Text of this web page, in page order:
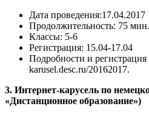
Дата проведения:17.04.2017
Продолжительность: 75 мин.
Классы: 5-6
Регистрация: 15.04-17.04
Подробности и регистрация
karusel.desc.ru/20162017.
3. Интернет-карусель по
«Дистанционное образование»)